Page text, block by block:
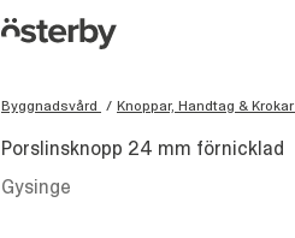
Byggnadsvård / Knoppar, Handtag & Krokar
Porslinsknopp 24 mm förnicklad
Gysinge